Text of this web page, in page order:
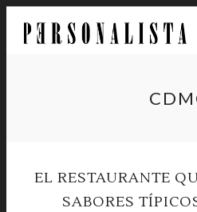
EL RESTAURANTE
SABORES